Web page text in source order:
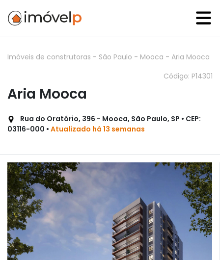
Imóveis de construtoras - São Paulo - Mooca - Aria Mooca
Código: P14301
Aria Mooca
Rua do Oratório, 396 - Mooca, São Paulo, SP • CEP:
03116-000 • Atualizado há 13 semanas